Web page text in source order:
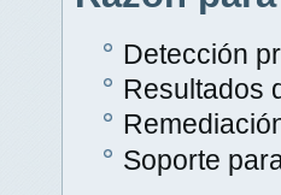
Detección
Resultados
Soporte